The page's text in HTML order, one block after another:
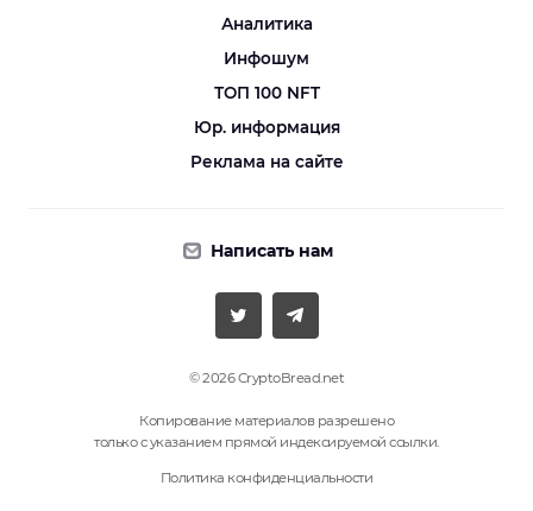
Аналитика
Инфошум
ТОП 100 NFT
Юр. информация
Реклама на сайте
Написать нам
© 2026 CryptoBread.net
Копирование материалов разрешено
только с указанием прямой индексируемой ссылки.
Политика конфиденциальности